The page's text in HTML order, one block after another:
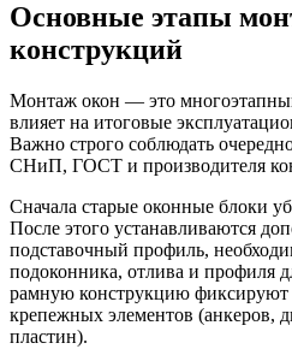
Основные этапы
конструкций
Монтаж окон — это
влияет на итоговые
Важно строго соблюдать
СНиП, ГОСТ и производителя
Сначала старые оконные блоки
После этого устанавливаются
подставочный профиль,
подоконника, отлива и профиля
рамную конструкцию
крепежных элементов (анкеров,
пластин).